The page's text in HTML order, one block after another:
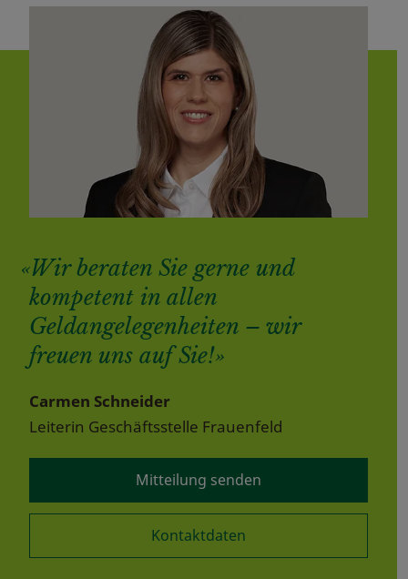
«Wir beraten Sie gerne und
kompetent in allen
Geldangelegenheiten – wir
freuen uns auf Sie!»
Carmen Schneider
Leiterin Geschäftsstelle Frauenfeld
Mitteilung senden
Kontaktdaten